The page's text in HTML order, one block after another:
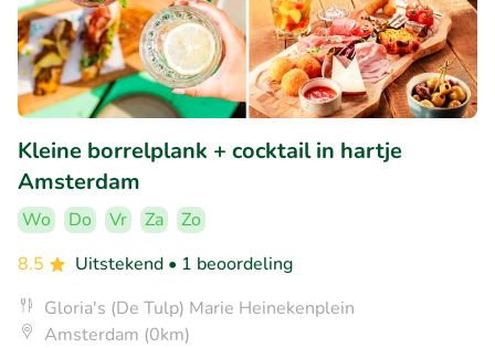
Kleine borrelplank + cocktail in hartje
Amsterdam
Wo Do Vr Za
Zo
8.5
Uitstekend • 1 beoordeling
Gloria's (De Tulp) Marie Heinekenplein
Amsterdam (0km)